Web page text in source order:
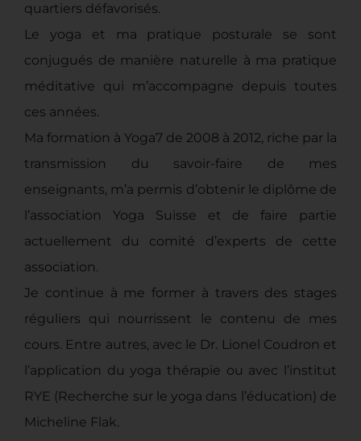
quartiers défavorisés.
Le yoga et ma pratique posturale se sont
conjugués de manière naturelle à ma pratique
méditative qui m’accompagne depuis toutes
ces années.
Ma formation à Yoga7 de 2008 à 2012, riche par la
transmission du savoir-faire de mes
enseignants, m’a permis d’obtenir le diplôme de
l’association Yoga Suisse et de faire partie
actuellement du comité d’experts de cette
association.
Je continue à me former à travers des stages
réguliers qui nourrissent le contenu de mes
cours. Entre autres, avec le Dr. Lionel Coudron et
l’application du yoga thérapie ou avec l’institut
RYE (Recherche sur le yoga dans l’éducation) de
Micheline Flak.